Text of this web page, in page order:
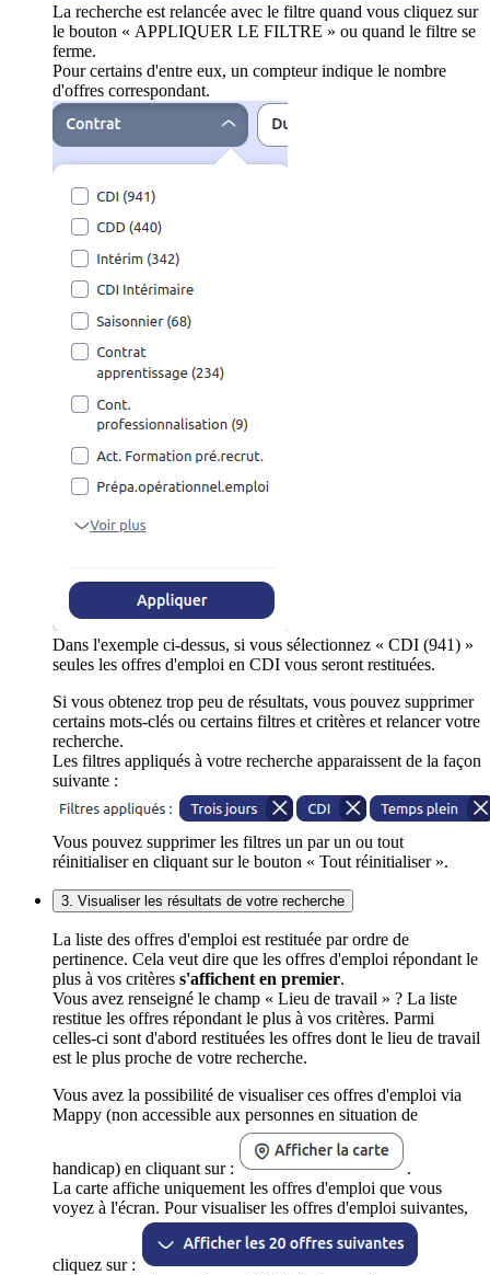
La recherche est relancée avec le filtre quand vous cliquez sur
le bouton « APPLIQUER LE FILTRE » ou quand le filtre se
ferme.
Pour certains d'entre eux, un compteur indique le nombre
d'offres correspondant.
Dans l'exemple ci-dessus, si vous sélectionnez « CDI (941) »
seules les offres d'emploi en CDI vous seront restituées.
Si vous obtenez trop peu de résultats, vous pouvez supprimer
certains mots-clés ou certains filtres et critères et relancer votre
recherche.
Les filtres appliqués à votre recherche apparaissent de la façon
suivante :
Vous pouvez supprimer les filtres un par un ou tout
réinitialiser en cliquant sur le bouton « Tout réinitialiser ».
3. Visualiser les résultats de votre recherche
La liste des offres d'emploi est restituée par ordre de
pertinence. Cela veut dire que les offres d'emploi répondant le
plus à vos critères s'affichent en premier.
Vous avez renseigné le champ « Lieu de travail » ? La liste
restitue les offres répondant le plus à vos critères. Parmi
celles-ci sont d'abord restituées les offres dont le lieu de travail
est le plus proche de votre recherche.
Vous avez la possibilité de visualiser ces offres d'emploi via
Mappy (non accessible aux personnes en situation de
handicap) en cliquant sur :
.
La carte affiche uniquement les offres d'emploi que vous
voyez à l'écran. Pour visualiser les offres d'emploi suivantes,
cliquez sur :